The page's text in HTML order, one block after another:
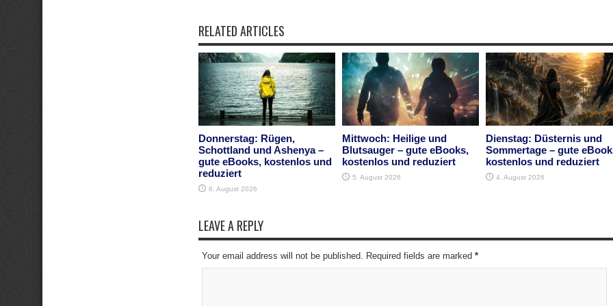
RELATED ARTICLES
Donnerstag: Rügen,
Schottland und Ashenya –
gute eBooks, kostenlos und
reduziert
6. August 2026
Mittwoch: Heilige und
Blutsauger – gute eBooks,
kostenlos und reduziert
5. August 2026
Dienstag: Düsternis und
Sommertage – gute
kostenlos und reduziert
4. August 2026
LEAVE A REPLY
Your email address will not be published. Required fields are marked *